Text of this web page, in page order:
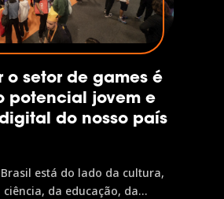
o setor de games é
potencial jovem e
do nosso país
está do lado da cultura,
da educação, da